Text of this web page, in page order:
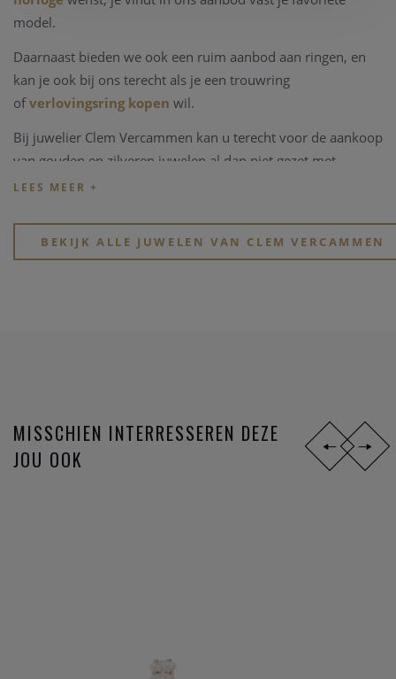
model.
Daarnaast bieden we ook een ruim aanbod aan ringen, en
kan je ook bij ons terecht als je een trouwring
ofverlovingsring kopen wil.
Bij juwelier Clem Vercammen kan u terecht voor de aankoop
van gouden en zilveren juwelen al dan niet gezet met
edelstenen, kleurstenen of in combinaties met parels.
onze physieke winkel in hartje Heist-op-den-Berg.
BEKIJK ALLE JUWELEN VAN CLEM VERCAMMEN
MISSCHIEN INTERRESSEREN DEZE
JOU OOK